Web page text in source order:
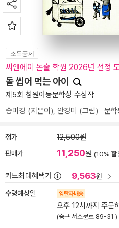
소득공제
씨앤에이 논술 학원 2026년 선정
돌 씹어 먹는 아이
제5회 창원아동문학상 수상작
송미경 (지은이), 안경미 (그림) 문학
정가 12,500원
판매가 11,250원 (10% 할
카드최대혜택가 9,563원
수령예상일 양탄자배송
오후 12시까지 주문
(중구 서소문로 89-31 )